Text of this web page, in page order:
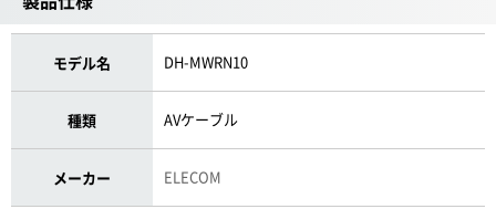
モデル名 DH-MWRN10
種類 AVケーブル
メーカー ELECOM